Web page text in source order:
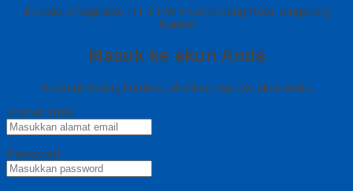
Jl Letda D Suprapto RT 3 RW 5 Gerendeng Kota Tangerang
Banten
Masuk ke akun Anda
Selamat datang kembali, silahkan login ke akun Anda.
Alamat Email
Password